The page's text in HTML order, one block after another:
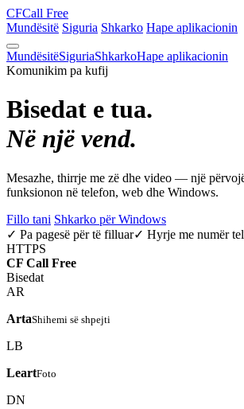
CFCall Free
Mundësitë Siguria Shkarko Hape aplikacionin
MundësitëSiguriaShkarkoHape aplikacionin
Komunikim pa kufij
Bisedat e tua.
Në një vend.
Mesazhe, thirrje me zë dhe video — një
funksionon në telefon, web dhe Windows.
Fillo tani Shkarko për Windows
✓ Pa pagesë për të filluar✓ Hyrje me numër
HTTPS
CF Call Free
Bisedat
AR
ArtaShihemi së shpejti
LB
LeartFoto
DN